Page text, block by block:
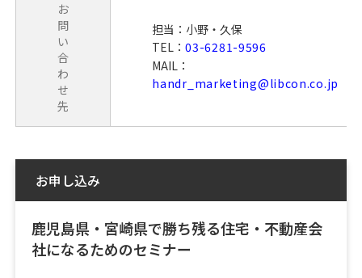
お
問
い
合
わ
せ
先
担当：小野・久保
TEL：03-6281-9596
MAIL：
handr_marketing@libcon.co.jp
お申し込み
鹿児島県・宮崎県で勝ち残る住宅・不動産会
社になるためのセミナー